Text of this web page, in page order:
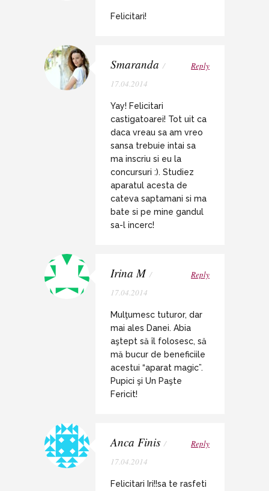
Felicitari!
Smaranda /
17.04.2014
Reply
Yay! Felicitari
castigatoarei! Tot uit ca
daca vreau sa am vreo
sansa trebuie intai sa
ma inscriu si eu la
concursuri :). Studiez
aparatul acesta de
cateva saptamani si ma
bate si pe mine gandul
sa-l incerc!
Irina M /
17.04.2014
Reply
Mulţumesc tuturor, dar
mai ales Danei. Abia
aştept să îl folosesc, să
mă bucur de beneficiile
acestui “aparat magic”.
Pupici şi Un Paşte
Fericit!
Anca Finis /
17.04.2014
Reply
Felicitari Iri!!sa te rasfeti